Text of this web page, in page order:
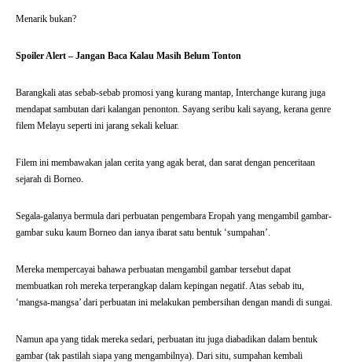
Menarik bukan?
Spoiler Alert – Jangan Baca Kalau Masih Belum Tonton
Barangkali atas sebab-sebab promosi yang kurang mantap, Interchange kurang juga
mendapat sambutan dari kalangan penonton. Sayang seribu kali sayang, kerana genre
filem Melayu seperti ini jarang sekali keluar.
Filem ini membawakan jalan cerita yang agak berat, dan sarat dengan penceritaan
sejarah di Borneo.
Segala-galanya bermula dari perbuatan pengembara Eropah yang mengambil gambar-
gambar suku kaum Borneo dan ianya ibarat satu bentuk ‘sumpahan’.
Mereka mempercayai bahawa perbuatan mengambil gambar tersebut dapat
membuatkan roh mereka terperangkap dalam kepingan negatif. Atas sebab itu,
‘mangsa-mangsa’ dari perbuatan ini melakukan pembersihan dengan mandi di sungai.
Namun apa yang tidak mereka sedari, perbuatan itu juga diabadikan dalam bentuk
gambar (tak pastilah siapa yang mengambilnya). Dari situ, sumpahan kembali